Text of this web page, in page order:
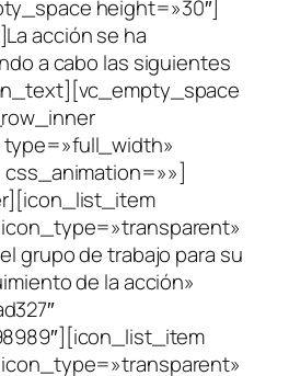
height=»30″]
acción se ha
a cabo las siguientes
grupo de trabajo para su
de la acción»